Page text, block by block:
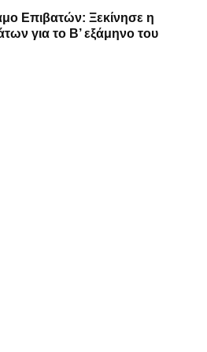
Επιβατών: Ξεκίνησε η
για το Β’ εξάμηνο του